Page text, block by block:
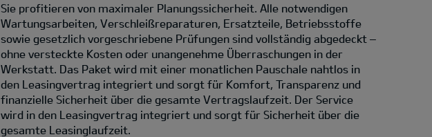
Sie profitieren von maximaler Planungssicherheit. Alle notwendigen
Wartungsarbeiten, Verschleißreparaturen, Ersatzteile, Betriebsstoffe
sowie gesetzlich vorgeschriebene Prüfungen sind vollständig abgedeckt –
ohne versteckte Kosten oder unangenehme Überraschungen in der
Werkstatt. Das Paket wird mit einer monatlichen Pauschale nahtlos in
den Leasingvertrag integriert und sorgt für Komfort, Transparenz und
finanzielle Sicherheit über die gesamte Vertragslaufzeit. Der Service
wird in den Leasingvertrag integriert und sorgt für Sicherheit über die
gesamte Leasinglaufzeit.